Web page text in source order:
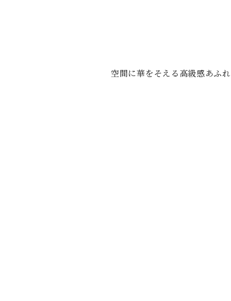
空間に華をそえる高級感あふれ